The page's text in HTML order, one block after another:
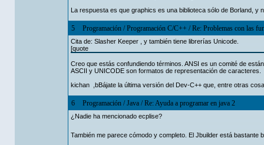
La respuesta es que graphics es una biblioteca sólo de Borland, y
5 Programación/Programación C/C++ /Re: Problemas con las
Cita de: Slasher Keeper , y también tiene librerías Unicode.
[quote
Creo que estás confundiendo términos. ANSI es un comité de
ASCII y UNICODE son formatos de representación de caracteres.
kichan ,bBájate la última versión del Dev-C++ que, entre otras
6 Programación/Java/Re: Ayuda a programar en java 2
¿Nadie ha mencionado ecplise?
También me parece cómodo y completo. El Jbuilder está